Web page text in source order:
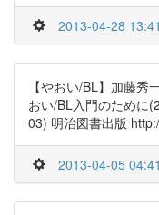
2013-04-28
【やおい/BL】加藤
おい/BL入門のために
03) 明治図書出版
2013-04-05